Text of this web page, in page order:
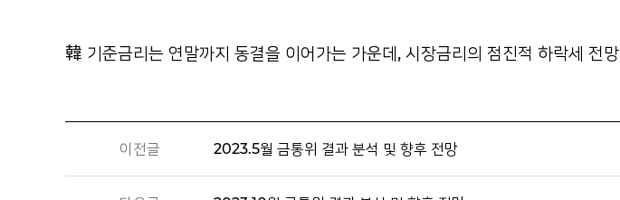
韓 기준금리는 연말까지 동결을 이어가는 가운데, 시장금리의 점진적 하락세 전망
이전글 2023.5월 금통위 결과 분석 및 향후 전망